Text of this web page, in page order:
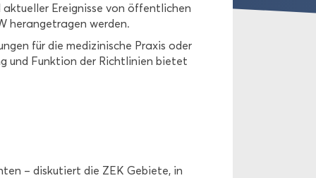
Er­eig­nis­se von öf­fent­li­chen
her­an­ge­tra­gen wer­den.
für die me­di­zi­ni­sche Pra­xis oder
und Funk­ti­on der Richt­li­ni­en bie­tet
– dis­ku­tiert die ZEK Ge­bie­te, in